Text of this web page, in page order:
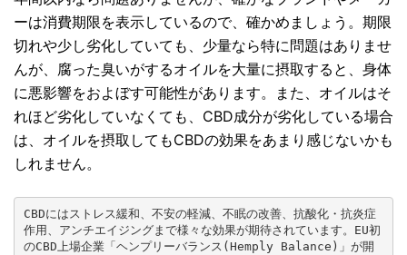
ーは消費期限を表示しているので、確かめましょう。期限
切れや少し劣化していても、少量なら特に問題はありませ
んが、腐った臭いがするオイルを大量に摂取すると、身体
に悪影響をおよぼす可能性があります。また、オイルはそ
れほど劣化していなくても、CBD成分が劣化している場合
は、オイルを摂取してもCBDの効果をあまり感じないかも
しれません。
CBDにはストレス緩和、不安の軽減、不眠の改善、抗酸化・抗炎症
作用、アンチエイジングまで様々な効果が期待されています。EU初
のCBD上場企業「ヘンプリーバランス(Hemply Balance)」が開